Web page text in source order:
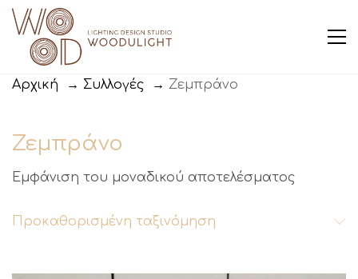
Αρχική → Συλλογές → Ζεμπράνο
Ζεμπράνο
Εμφάνιση του μοναδικού αποτελέσματος
Προκαθορισμένη ταξινόμηση